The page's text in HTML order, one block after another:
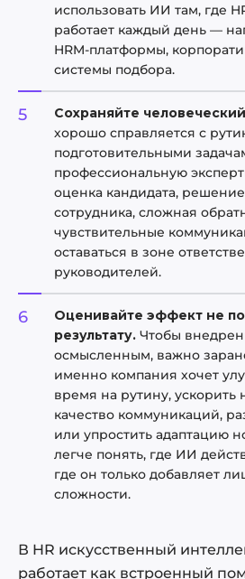
использовать ИИ там, где
работает каждый день —
HRM-платформы,
системы подбора.
Сохраняйте
хорошо справляется с
подготовительными
профессиональную
оценка кандидата,
сотрудника, сложная
чувствительные
оставаться в зоне
руководителей.
Оценивайте эффект не по
результату. Чтобы
осмысленным, важно
именно компания хочет
время на рутину, ускорить
качество коммуникаций,
или упростить адаптацию
легче понять, где ИИ
где он только добавляет
сложности.
В HR искусственный
работает как встроенный